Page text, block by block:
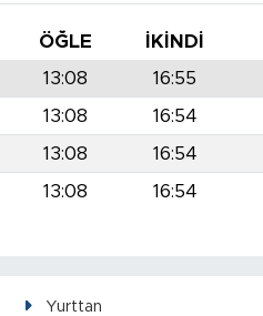
ÖĞLE İKINDI
13:08 16:55
13:08 16:54
13:08 16:54
13:08 16:54
Yurttan